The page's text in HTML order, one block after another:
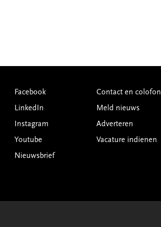
Facebook
LinkedIn
Instagram
Youtube
Nieuwsbrief
Contact en colofon
Meld nieuws
Adverteren
Vacature indienen